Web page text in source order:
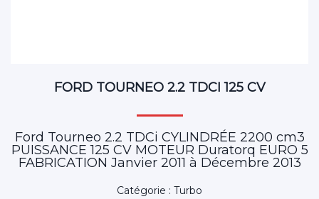
FORD TOURNEO 2.2 TDCI 125 CV
Ford Tourneo 2.2 TDCi CYLINDRÉE 2200 cm3
PUISSANCE 125 CV MOTEUR Duratorq EURO 5
FABRICATION Janvier 2011 à Décembre 2013
Catégorie : Turbo